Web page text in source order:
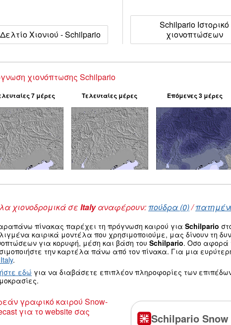
Δελτίο Χιονιού - Schilpario
Schilpario Ιστορικό
χιονοπτώσεων
χιονόπτωσης Schilpario
7 μέρες Τελευταίες μέρες Επόμενες 3 μέρες
χιονοδρομικά σε Italyαναφέρουν: πούδρα (0)/
πίνακας παρέχει τη πρόγνωση καιρού για Schilpario
καιρικά μοντέλα που χρησιμοποιούμε, μας δίνουν τη
για κορυφή, μέση και βάση του Schilpario. Οσο αφορά
την καρτέλα πάνω από τον πίνακα. Για μια
.
εδώ για να διαβάσετε επιπλέον πληροφορίες των
γραφικό καιρού Snow-
για το website σας